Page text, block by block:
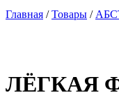
Главная /Товары /
ЛЁГКАЯ